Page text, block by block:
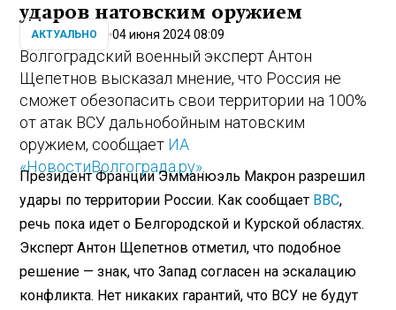
ударов натовским оружием
АКТУАЛЬНО 04 июня 2024 08:09
Волгоградский военный эксперт Антон
Щепетнов высказал мнение, что Россия не
сможет обезопасить свои территории на 100%
от атак ВСУ дальнобойным натовским
оружием, сообщает ИА
«НовостиВолгограда.ру»
Президент Франции Эмманюэль Макрон разрешил
удары по территории России. Как сообщает ВВС,
речь пока идет о Белгородской и Курской областях.
Эксперт Антон Щепетнов отметил, что подобное
решение — знак, что Запад согласен на эскалацию
конфликта. Нет никаких гарантий, что ВСУ не будут